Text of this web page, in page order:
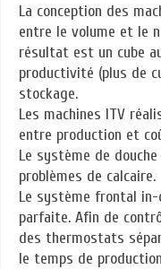
La conception des
entre le volume et le
résultat est un cube
productivité (plus de
stockage.
Les machines ITV
entre production et
Le système de
problèmes de calcaire.
Le système frontal
parfaite. Afin de
des thermostats
le temps de